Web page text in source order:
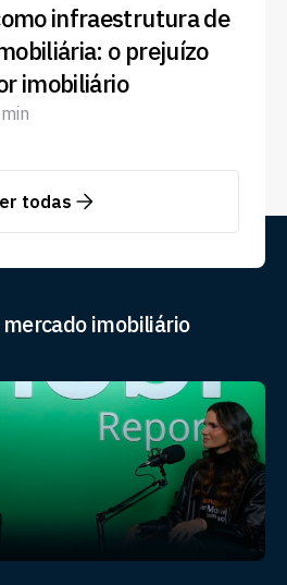
infraestrutura de
o prejuízo
imobiliário
todas
imobiliário